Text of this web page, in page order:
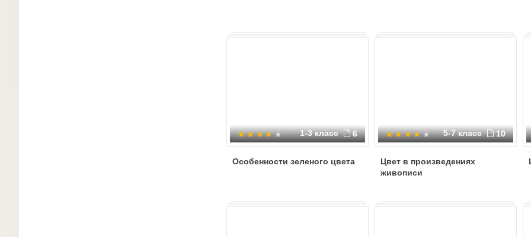
1-3 класс 6
Особенности зеленого цвета
5-7 класс 10
Цвет в произведениях
живописи